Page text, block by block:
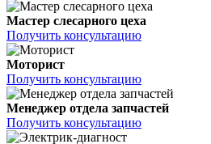
Мастер слесарного цеха
Получить консультацию
Моторист
Получить консультацию
Менеджер отдела запчастей
Получить консультацию